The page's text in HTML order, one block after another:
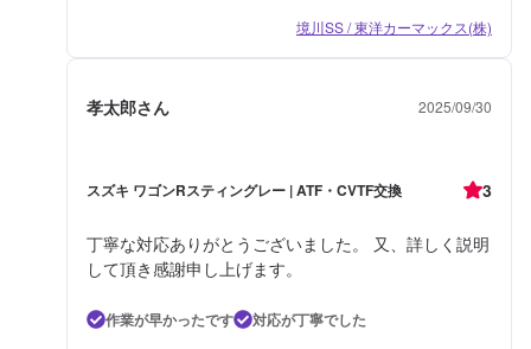
境川SS / 東洋カーマックス(株)
孝太郎さん 2025/09/30
スズキ ワゴンRスティングレー | ATF・CVTF交換 3
丁寧な対応ありがとうございました。 又、詳しく説明
して頂き感謝申し上げます。
作業が早かったです
対応が丁寧でした